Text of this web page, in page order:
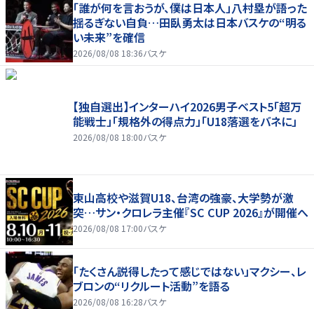
「誰が何を言おうが、僕は日本人」八村塁が語った
揺るぎない自負…田臥勇太は日本バスケの“明る
い未来”を確信
2026/08/08 18:36バスケ
【独自選出】インターハイ2026男子ベスト5「超万
能戦士」「規格外の得点力」「U18落選をバネに」
2026/08/08 18:00バスケ
東山高校や滋賀U18、台湾の強豪、大学勢が激
突…サン・クロレラ主催『SC CUP 2026』が開催へ
2026/08/08 17:00バスケ
「たくさん説得したって感じではない」マクシー、レ
ブロンの“リクルート活動”を語る
2026/08/08 16:28バスケ